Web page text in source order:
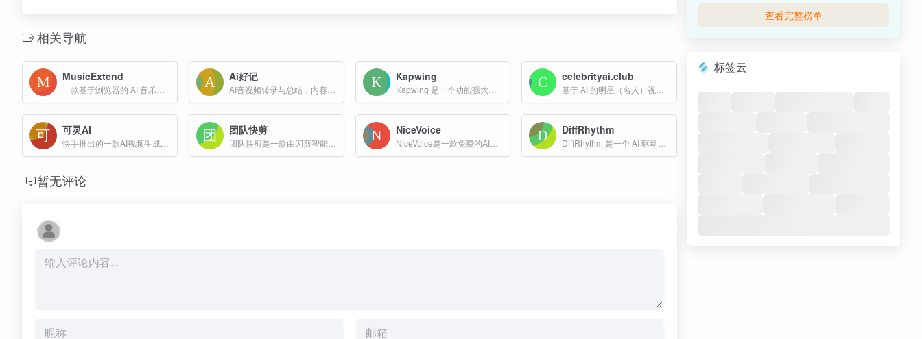
相关导航
MusicExtend Ai好记 Kapwing celebrityai.club
可灵AI 团队快剪
团队快剪是一款由闪剪智能开发的AI视频创作系统，专为团队带货和短视频营销设计。
NiceVoice
NiceVoice是一款免费的AI声音克隆工具,能够通过人工智能技术快速生成和克隆各种声音。支持多种用途,如配音,语音合成,语音助手等。该工具操作简单,效果显著,适合内容创作者使用。
DiffRhythm
暂无评论
查看完整榜单
标签云